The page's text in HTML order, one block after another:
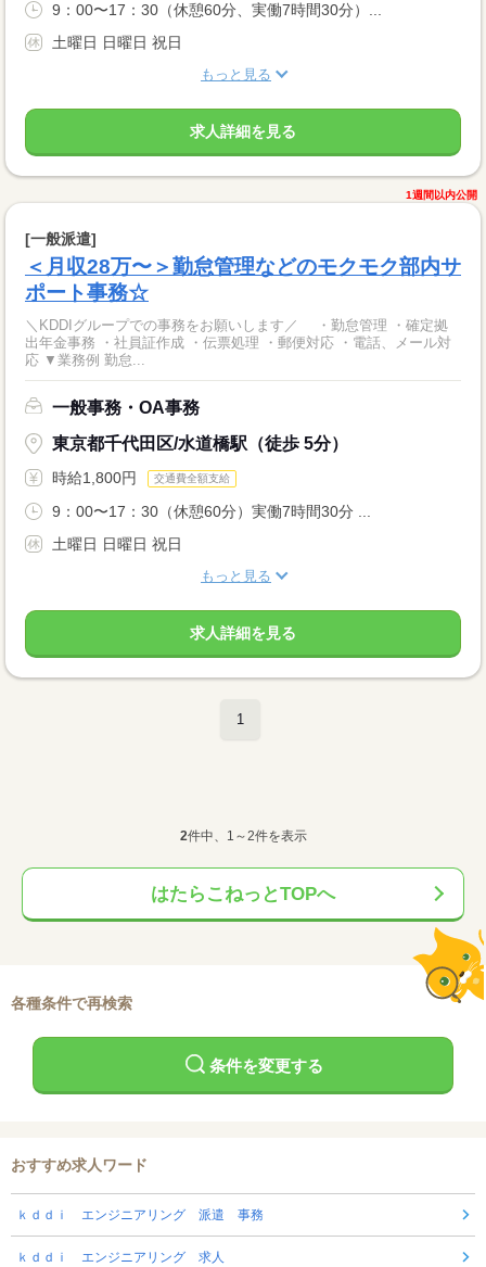
9：00〜17：30（休憩60分、実働7時間30分）...
土曜日 日曜日 祝日
もっと見る
求人詳細を見る
1週間以内公開
[一般派遣]
＜月収28万〜＞勤怠管理などのモクモク部内サ
ポート事務☆
＼KDDIグループでの事務をお願いします／ ・勤怠管理 ・確定拠
出年金事務 ・社員証作成 ・伝票処理 ・郵便対応 ・電話、メール対
応 ▼業務例 勤怠...
一般事務・OA事務
東京都千代田区/水道橋駅（徒歩 5分）
時給1,800円 交通費全額支給
9：00〜17：30（休憩60分）実働7時間30分 ...
土曜日 日曜日 祝日
もっと見る
求人詳細を見る
1
2件中、1～2件を表示
はたらこねっとTOPへ
各種条件で再検索
条件を変更する
おすすめ求人ワード
ｋｄｄｉ エンジニアリング 派遣 事務
ｋｄｄｉ エンジニアリング 求人